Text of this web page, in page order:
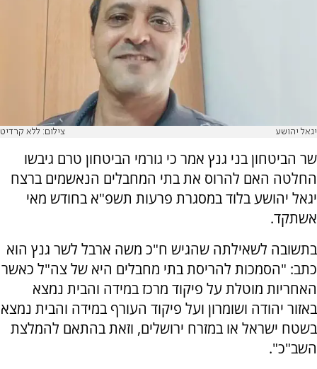
יגאל יהושע צילום: ללא קרדיט
שר הביטחון בני גנץ אמר כי גורמי הביטחון טרם גיבשו
החלטה האם להרוס את בתי המחבלים הנאשמים ברצח
יגאל יהושע בלוד במסגרת פרעות תשפ"א בחודש מאי
אשתקד.
בתשובה לשאילתה שהגיש ח"כ משה ארבל לשר גנץ הוא
כתב: "הסמכות להריסת בתי מחבלים היא של צה"ל כאשר
האחריות מוטלת על פיקוד מרכז במידה והבית נמצא
באזור יהודה ושומרון ועל פיקוד העורף במידה והבית נמצא
בשטח ישראל או במזרח ירושלים, וזאת בהתאם להמלצת
השב"כ".